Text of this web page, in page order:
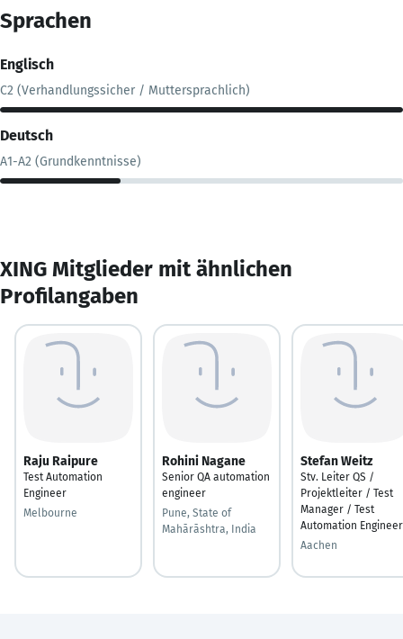
Sprachen
Englisch
C2 (Verhandlungssicher / Muttersprachlich)
Deutsch
A1-A2 (Grundkenntnisse)
XING Mitglieder mit ähnlichen
Profilangaben
Raju Raipure
Test Automation
Engineer
Melbourne
Rohini Nagane
Senior QA automation
engineer
Pune, State of
Mahārāshtra, India
Stefan Weitz
Stv. Leiter QS /
Projektleiter / Test
Manager / Test
Automation Engineer
Aachen